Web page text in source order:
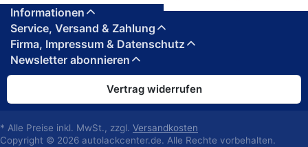
Informationen
Service, Versand & Zahlung
Firma, Impressum & Datenschutz
Newsletter abonnieren
Vertrag widerrufen
* Alle Preise inkl. MwSt., zzgl. Versandkosten
Copyright © 2026 autolackcenter.de. Alle Rechte vorbehalten.